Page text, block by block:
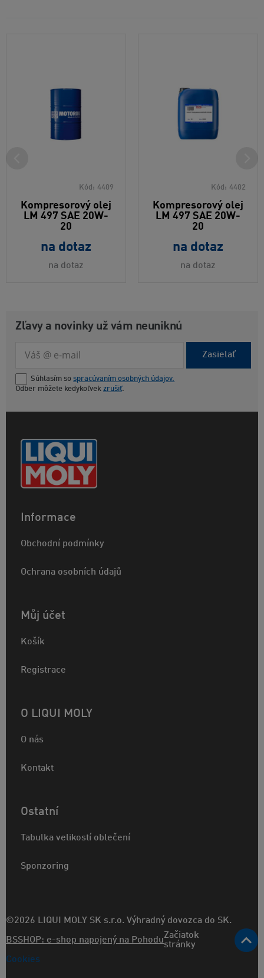
Kód: 4409
Kompresorový olej
LM 497 SAE 20W-
20
na dotaz
na dotaz
Kód: 4402
Kompresorový olej
LM 497 SAE 20W-
20
na dotaz
na dotaz
Zľavy a novinky už vám neuniknú
Zasielať
Súhlasím so spracúvaním osobných údajov.
Odber môžete kedykoľvek zrušiť.
Informace
Obchodní podmínky
Ochrana osobních údajů
Můj účet
Košík
Registrace
O LIQUI MOLY
O nás
Kontakt
Ostatní
Tabulka velikostí oblečení
Sponzoring
©2026 LIQUI MOLY SK s.r.o. Výhradný dovozca do SK.
BSSHOP: e-shop napojený na PohoduZačiatok
stránky
Cookies